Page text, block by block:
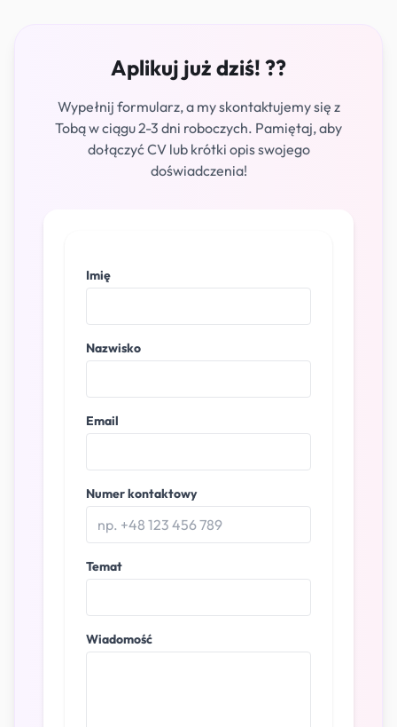
Aplikuj już dziś! ??
Wypełnij formularz, a my skontaktujemy się z
Tobą w ciągu 2-3 dni roboczych. Pamiętaj, aby
dołączyć CV lub krótki opis swojego
doświadczenia!
Imię
Nazwisko
Email
Numer kontaktowy
Temat
Wiadomość